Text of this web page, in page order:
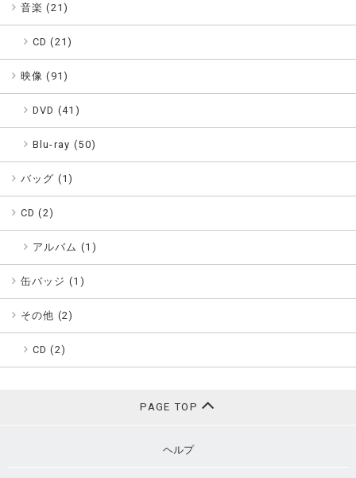
音楽 (21)
CD (21)
映像 ( 91)
DVD (41)
Blu-ray (50)
バッグ (1)
CD (2)
アルバム (1)
缶バッジ (1 )
その他 (2)
CD (2)
PAGE TOP
ヘルプ